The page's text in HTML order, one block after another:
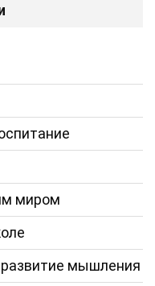
миром
развитие мышления